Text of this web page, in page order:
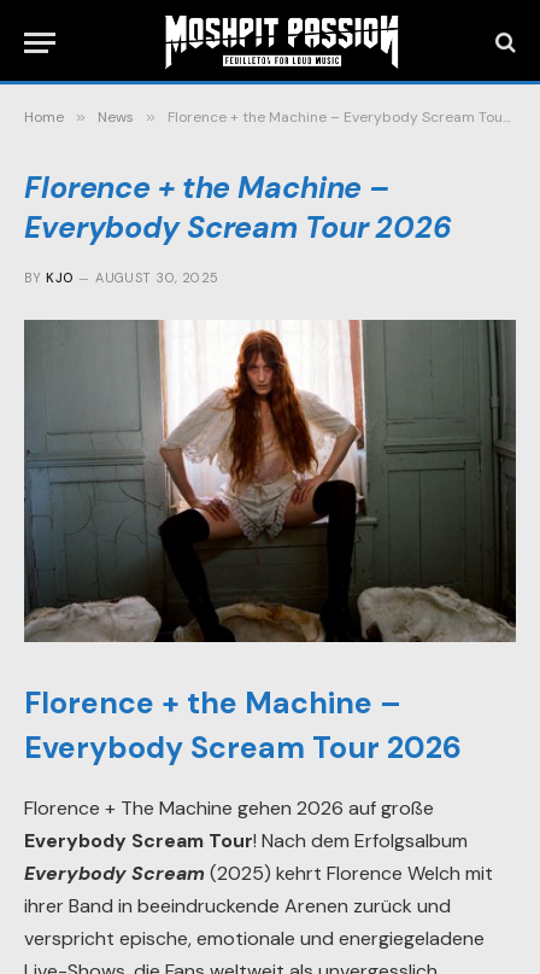
Home » News » Florence + the Machine – Everybody Scream Tour 2026
Florence + the Machine –
Everybody Scream Tour 2026
BY KJO AUGUST 30, 2025
Florence + the Machine –
Everybody Scream Tour 2026
Florence + The Machine gehen 2026 auf große
Everybody Scream Tour! Nach dem Erfolgsalbum
Everybody Scream (2025) kehrt Florence Welch mit
ihrer Band in beeindruckende Arenen zurück und
verspricht epische, emotionale und energiegeladene